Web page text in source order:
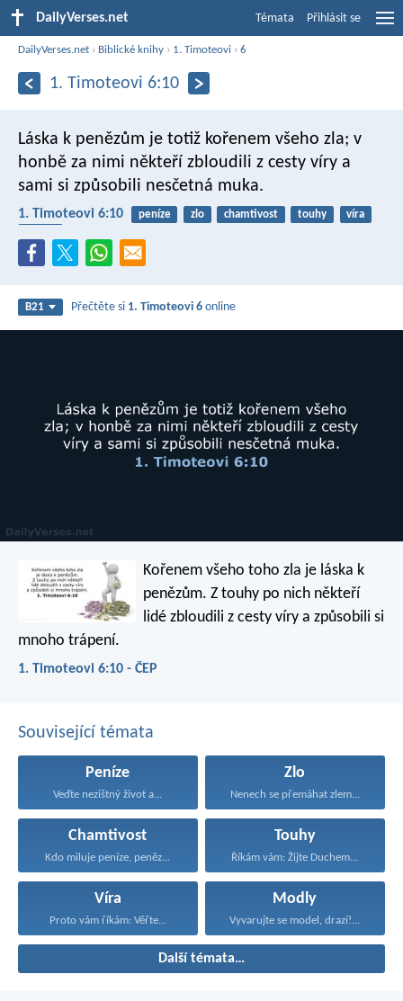
DailyVerses.net Témata Přihlásit se
DailyVerses.net › Biblické knihy › 1. Timoteovi ›6
1. Timoteovi 6:10
Láska k penězům je totiž kořenem všeho zla; v
honbě za nimi někteří zbloudili z cesty víry a
sami si způsobili nesčetná muka.
1. Timoteovi 6:10 peníze zlo chamtivost touhy
víra
B21 Přečtěte si 1. Timoteovi 6 online
Kořenem všeho toho zla je láska k
penězům. Z touhy po nich někteří
lidé zbloudili z cesty víry a způsobili si
mnoho trápení.
1. Timoteovi 6:10 - ČEP
Související témata
Peníze
Veďte nezištný život a...
Zlo
Nenech se přemáhat zlem...
Chamtivost
Kdo miluje peníze, peněz...
Touhy
Říkám vám: Žijte Duchem...
Víra
Proto vám říkám: Věřte...
Modly
Vyvarujte se model, drazí!...
Další témata…